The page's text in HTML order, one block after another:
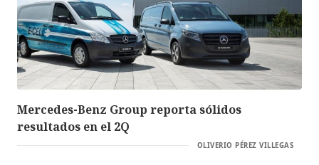
Mercedes-Benz Group reporta sólidos
resultados en el 2Q
OLIVERIO PÉREZ VILLEGAS